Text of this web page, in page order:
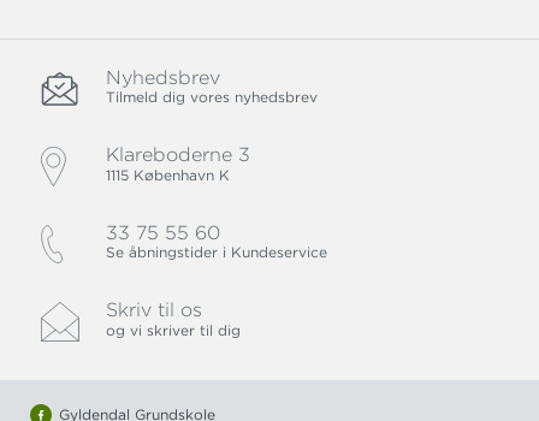
Nyhedsbrev
Tilmeld dig vores nyhedsbrev
Klareboderne 3
1115 København K
33 75 55 60
Se åbningstider i Kundeservice
Skriv til os
og vi skriver til dig
Gyldendal Grundskole